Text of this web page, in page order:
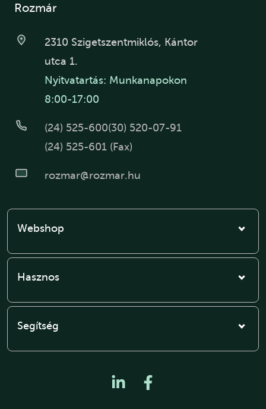
Rozmár
2310 Szigetszentmiklós, Kántor
utca 1.
Nyitvatartás: Munkanapokon
8:00-17:00
(24) 525-600(30) 520-07-91
(24) 525-601 (Fax)
rozmar@rozmar.hu
Webshop
Hasznos
Segítség